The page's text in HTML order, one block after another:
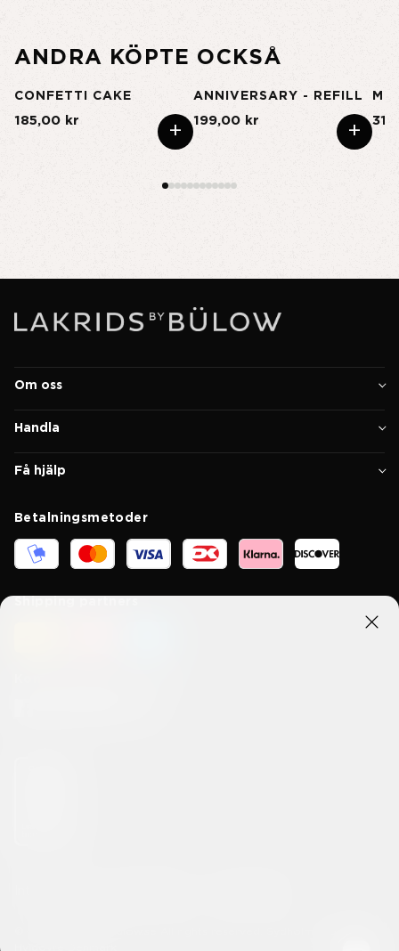
ANDRA KÖPTE OCKSÅ
CONFETTI CAKE
185,00 kr
+
ANNIVERSARY - REFILL
199,00 kr
+
Om oss
Handla
Få hjälp
Betalningsmetoder